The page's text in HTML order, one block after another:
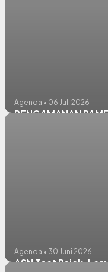
Agenda • 06 Juli 2026
PENGAMANAN
Agenda • 30 Juni 2026
ASN Taat Pajak,